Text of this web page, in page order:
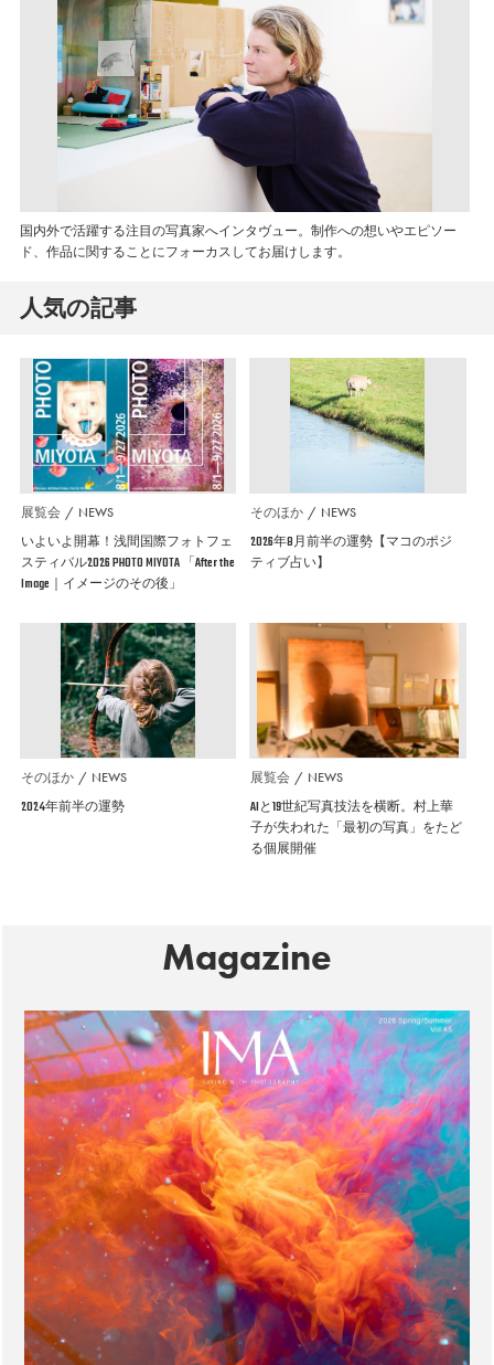
国内外で活躍する注目の写真家へインタヴュー。制作への想いやエピソー
ド、作品に関することにフォーカスしてお届けします。
人気の記事
展覧会 NEWS
いよいよ開幕！浅間国際フォトフェ
スティバル2026 PHOTO MIYOTA 「After the
Image｜イメージのその後」
そのほか NEWS
2026年8月前半の運勢【マコのポジ
ティブ占い】
そのほか NEWS
2024年前半の運勢
展覧会 NEWS
AIと19世紀写真技法を横断。村上華
子が失われた「最初の写真」をたど
る個展開催
Magazine